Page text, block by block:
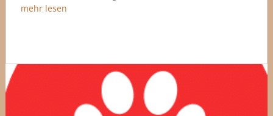
mehr lesen